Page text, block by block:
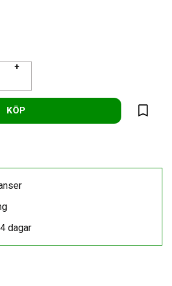
+
KÖP
Lägg
dagar